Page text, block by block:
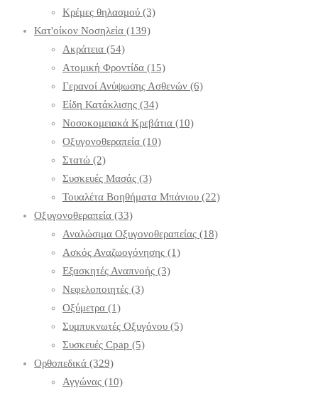
Κρέμες θηλασμού (3)
Κατ'οίκον Νοσηλεία (139)
Ακράτεια (54)
Ατομική Φροντίδα (15)
Γερανοί Ανύψωσης Ασθενών (6)
Είδη Κατάκλισης (34)
Νοσοκομειακά Κρεβάτια (10)
Οξυγονοθεραπεία (10)
Στατώ (2)
Συσκευές Μασάς (3)
Τουαλέτα Βοηθήματα Μπάνιου (22)
Οξυγονοθεραπεία (33)
Αναλώσιμα Οξυγονοθεραπείας (18)
Ασκός Αναζωογόνησης (1)
Εξασκητές Αναπνοής (3)
Νεφελοποιητές (3)
Οξύμετρα (1)
Συμπυκνωτές Οξυγόνου (5)
Συσκευές Cpap (5)
Ορθοπεδικά (329)
Αγγώνας (10)